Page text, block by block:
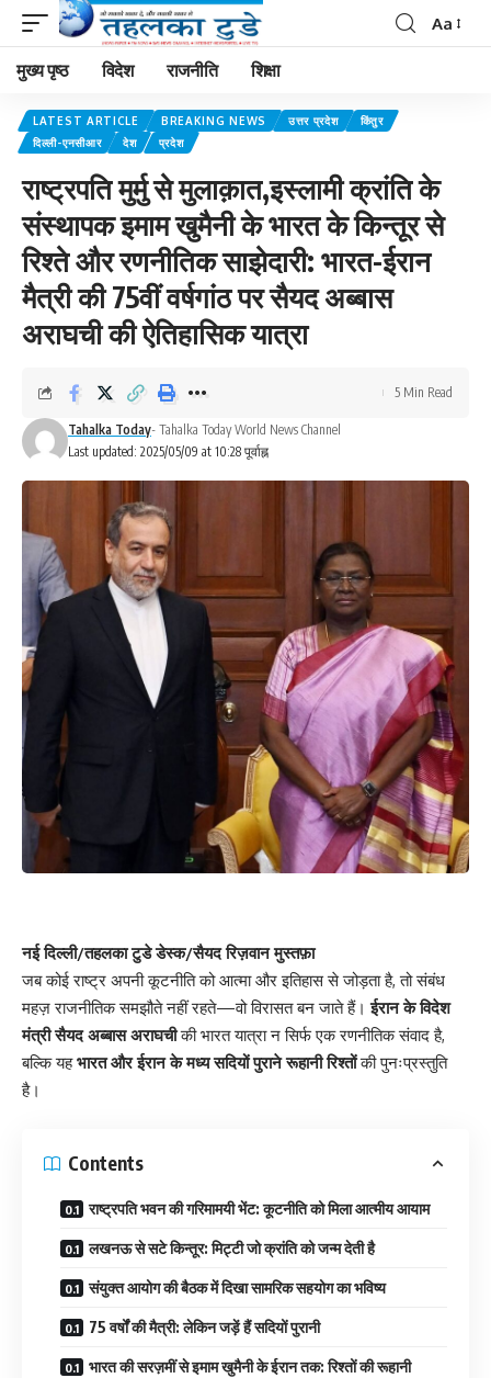
Aa
मुख्य पृष्ठ विदेश राजनीति शिक्षा
LATEST ARTICLE BREAKING NEWS उत्तर प्रदेश
किंतुर
दिल्ली-एनसीआर
देश प्रदेश
राष्ट्रपति मुर्मु से मुलाक़ात,इस्लामी क्रांति के
संस्थापक इमाम खुमैनी के भारत के किन्तूर से
रिश्ते और रणनीतिक साझेदारी: भारत-ईरान
मैत्री की 75वीं वर्षगांठ पर सैयद अब्बास
अराघची की ऐतिहासिक यात्रा
Last updated: 2025/05/09 at 10:28 पूर्वाह्न
Tahalka Today- Tahalka Today World News Channel
5 Min Read
नई दिल्ली/तहलका टुडे डेस्क/सैयद रिज़वान मुस्तफ़ा
जब कोई राष्ट्र अपनी कूटनीति को आत्मा और इतिहास से जोड़ता है, तो संबंध
महज़ राजनीतिक समझौते नहीं रहते—वो विरासत बन जाते हैं।ईरान के विदेश
मंत्री सैयद अब्बास अराघचीकी भारत यात्रा न सिर्फ एक रणनीतिक संवाद है,
बल्कि यहभारत और ईरान के मध्य सदियों पुराने रूहानी रिश्तोंकी पुनःप्रस्तुति
है।
Contents
राष्ट्रपति भवन की गरिमामयी भेंट: कूटनीति को मिला आत्मीय आयाम
लखनऊ से सटे किन्तूर: मिट्टी जो क्रांति को जन्म देती है
संयुक्त आयोग की बैठक में दिखा सामरिक सहयोग का भविष्य
75 वर्षों की मैत्री: लेकिन जड़ें हैं सदियों पुरानी
भारत की सरज़मीं से इमाम खुमैनी के ईरान तक: रिश्तों की रूहानी